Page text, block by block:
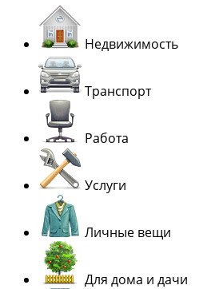
Недвижимость
Транспорт
Работа
Услуги
Личные вещи
Для дома и дачи